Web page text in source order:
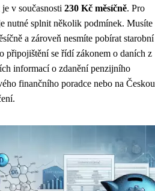
v současnosti 230 Kč měsíčně. Pro
nutné splnit několik podmínek. Musíte
a zároveň nesmíte pobírat starobní
připojištění se řídí zákonem o daních z
informací o zdanění penzijního
finančního poradce nebo na Českou